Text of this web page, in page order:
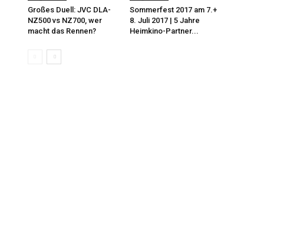
Großes Duell: JVC DLA-
NZ500 vs NZ700, wer
macht das Rennen?
Sommerfest 2017 am 7.+
8. Juli 2017 | 5 Jahre
Heimkino-Partner...